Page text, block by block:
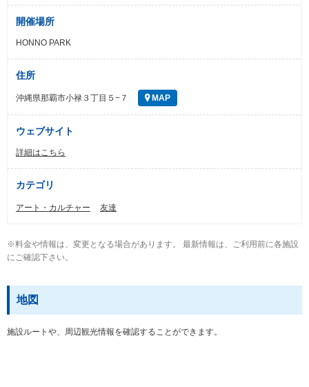
開催場所
HONNO PARK
住所
沖縄県那覇市小禄３丁目５−７ MAP
ウェブサイト
詳細はこちら
カテゴリ
アート・カルチャー 友達
※料金や情報は、変更となる場合があります。 最新情報は、ご利用前に各施設
にご確認下さい。
地図
施設ルートや、周辺観光情報を確認することができます。